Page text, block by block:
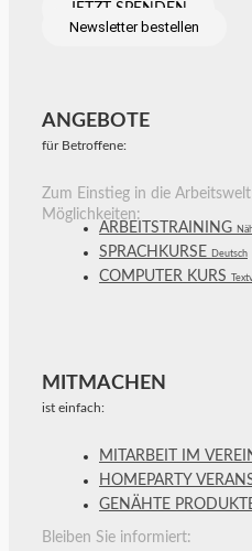
JETZT SPENDEN
Newsletter bestellen
ANGEBOTE
für Betroffene:
Zum Einstieg in die
Möglichkeiten:
ARBEITSTRAINING
SPRACHKURSE Deutsch
COMPUTER KURS
MITMACHEN
ist einfach:
MITARBEIT IM
HOMEPARTY
GENÄHTE
Bleiben Sie informiert: